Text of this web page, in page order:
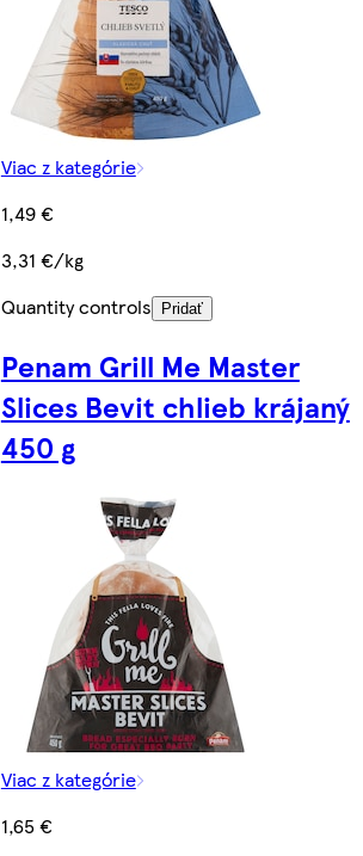
Viac z kategórie
1,49 €
3,31 €/kg
Quantity controls
Pridať
Penam Grill Me Master
Slices Bevit chlieb krájaný
450 g
Viac z kategórie
1,65 €